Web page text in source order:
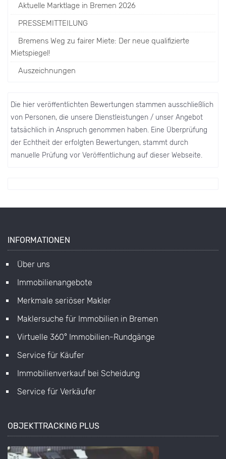
Aktuelle Marktlage in Bremen 2026
PRESSEMITTEILUNG
Bremens Weg zu fairer Miete: Der neue qualifizierte
Mietspiegel!
Auszeichnungen
Die hier veröffentlichten Bewertungen stammen ausschließlich
von Personen, die unsere Dienstleistungen / unser Angebot
tatsächlich in Anspruch genommen haben. Eine Überprüfung
der Echtheit der erfolgten Bewertungen, stammt durch
manuelle Prüfung vor Veröffentlichung auf dieser Webseite.
INFORMATIONEN
Über uns
Immobilienangebote
Merkmale seriöser Makler
Maklersuche für Immobilien in Bremen
Virtuelle 360° Immobilien-Rundgänge
Service für Käufer
Immobilienverkauf bei Scheidung
Service für Verkäufer
OBJEKTTRACKING PLUS